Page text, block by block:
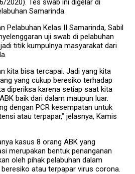
Samarinda.
Pelabuhan Kelas II Samarinda, Sabil
uji swab di pelabuhan
titik kumpulnya masyarakat dari
kita bisa tercapai. Jadi yang kita
yang cukup beresiko terhadap
diperiksa karena setiap saat kita
baik dari dalam maupun luar.
dengan PCR kesempatan untuk
atau terpapar,” jelasnya, Kamis
kasus 8 orang ABK yang
merupakan bentuk penanganan
oleh pihak pelabuhan dalam
atau terpapar virus corona.